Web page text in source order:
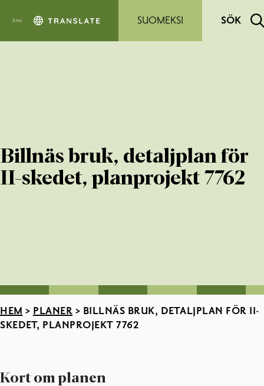
SUOMEKSI
SÖK
Billnäs bruk, detaljplan för
II-skedet, planprojekt 7762
HEM > PLANER > BILLNÄS BRUK, DETALJPLAN FÖR II-
SKEDET, PLANPROJEKT 7762
Kort om planen